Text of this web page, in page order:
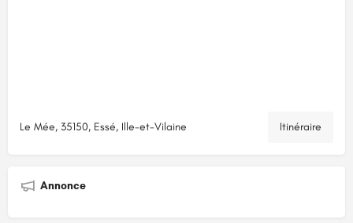
Le Mée, 35150, Essé, Ille-et-Vilaine Itinéraire
Annonce